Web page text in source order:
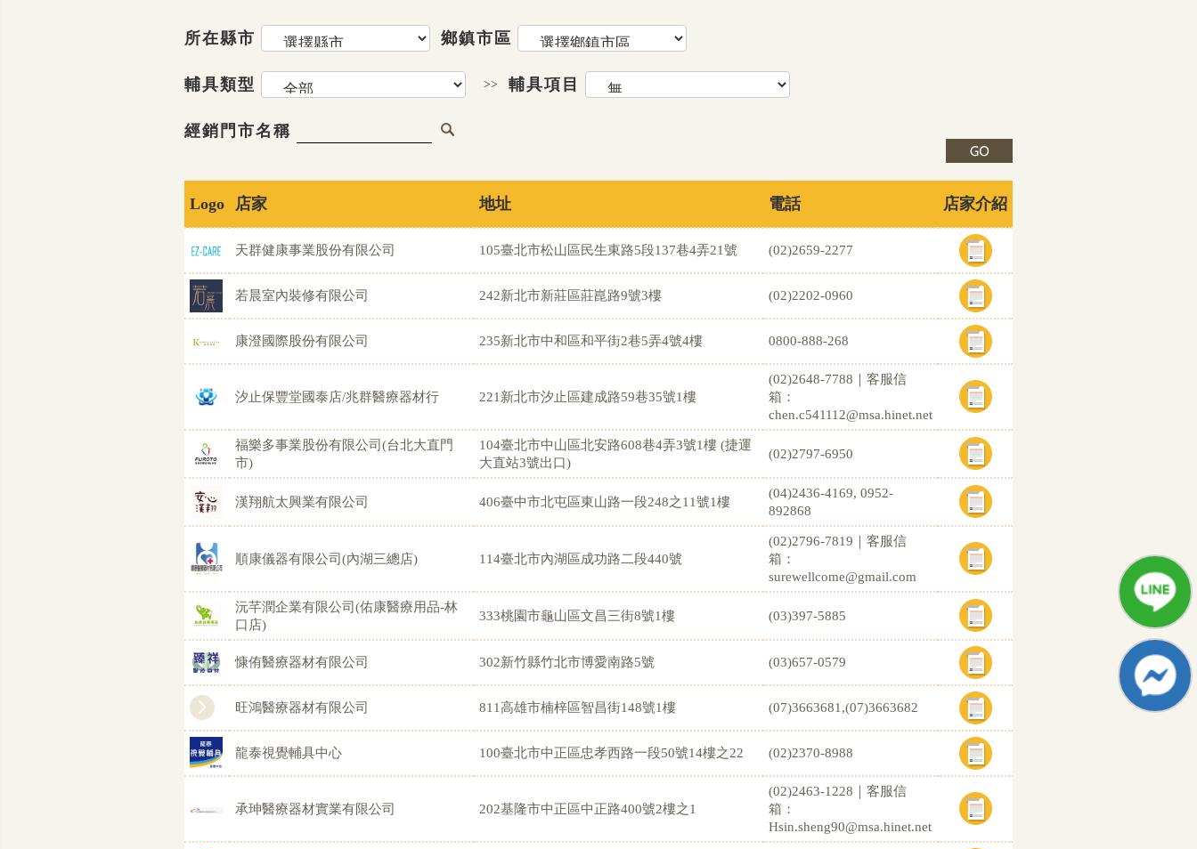
所在縣市 鄉鎮市區
輔具類型 >> 輔具項目
經銷門市名稱
Logo 店家 地址 電話 店家介紹
天群健康事業股份有限公司 105臺北市松山區民生東路5段137巷4弄21號 (02)2659-2277
若晨室內裝修有限公司 242新北市新莊區莊崑路9號3樓 (02)2202-0960
康澄國際股份有限公司 235新北市中和區和平街2巷5弄4號4樓 0800-888-268
汐止保豐堂國泰店/兆群醫療器材行 221新北市汐止區建成路59巷35號1樓
(02)2648-7788｜客服信
箱：
chen.c541112@msa.hinet.net
福樂多事業股份有限公司(台北大直門
市)
104臺北市中山區北安路608巷4弄3號1樓 (捷運
大直站3號出口)
(02)2797-6950
漢翔航太興業有限公司 406臺中市北屯區東山路一段248之11號1樓
(04)2436-4169, 0952-
892868
順康儀器有限公司(內湖三總店) 114臺北市內湖區成功路二段440號
(02)2796-7819｜客服信
箱：
surewellcome@gmail.com
沅芊潤企業有限公司(佑康醫療用品-林
口店)
333桃園市龜山區文昌三街8號1樓 (03)397-5885
慷侑醫療器材有限公司 302新竹縣竹北市博愛南路5號 (03)657-0579
旺鴻醫療器材有限公司 811高雄市楠梓區智昌街148號1樓 (07)3663681,(07)3663682
龍泰視覺輔具中心 100臺北市中正區忠孝西路一段50號14樓之22 (02)2370-8988
承珅醫療器材實業有限公司 202基隆市中正區中正路400號2樓之1
(02)2463-1228｜客服信
箱：
Hsin.sheng90@msa.hinet.net